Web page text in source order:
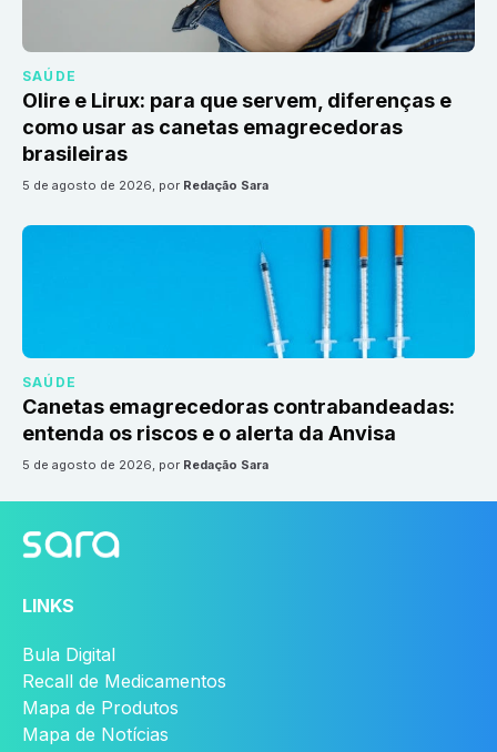
SAÚDE
Olire e Lirux: para que servem, diferenças e
como usar as canetas emagrecedoras
brasileiras
5 de agosto de 2026, por Redação Sara
SAÚDE
Canetas emagrecedoras contrabandeadas:
entenda os riscos e o alerta da Anvisa
5 de agosto de 2026, por Redação Sara
LINKS
Bula Digital
Recall de Medicamentos
Mapa de Produtos
Mapa de Notícias